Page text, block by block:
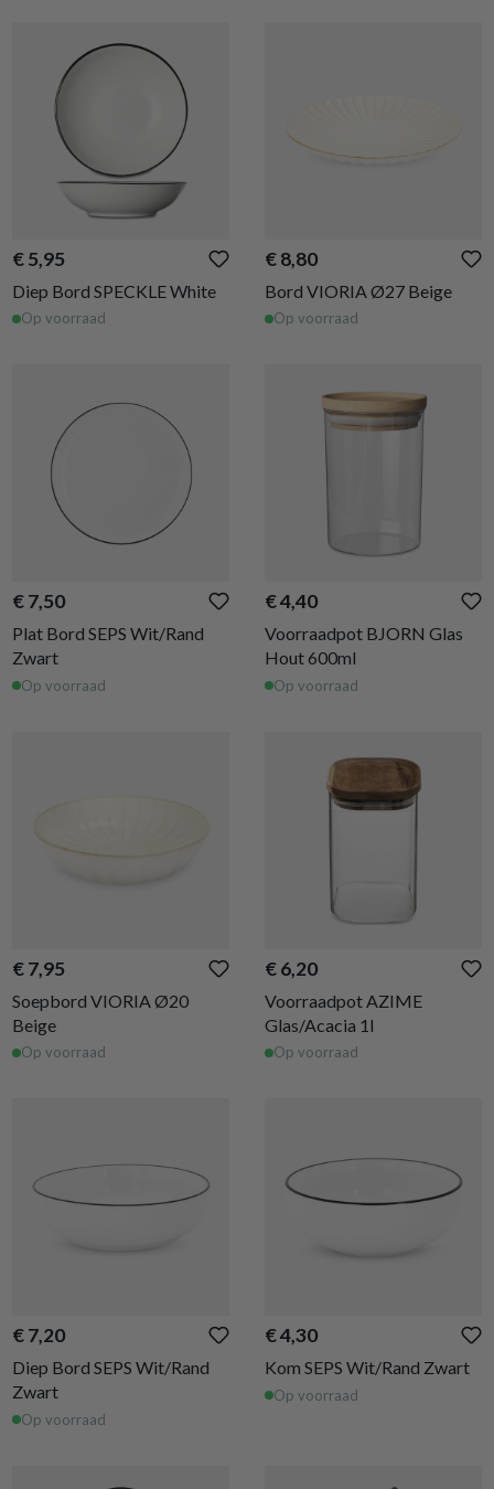
€ 5,95
Diep Bord SPECKLE White
Op voorraad
€ 8,80
Bord VIORIA Ø27 Beige
Op voorraad
€ 7,50
Plat Bord SEPS Wit/Rand
Zwart
Op voorraad
€ 4,40
Voorraadpot BJORN Glas
Hout 600ml
Op voorraad
€ 7,95
Soepbord VIORIA Ø20
Beige
Op voorraad
€ 6,20
Voorraadpot AZIME
Glas/Acacia 1l
Op voorraad
€ 7,20
Diep Bord SEPS Wit/Rand
Zwart
Op voorraad
€ 4,30
Kom SEPS Wit/Rand Zwart
Op voorraad